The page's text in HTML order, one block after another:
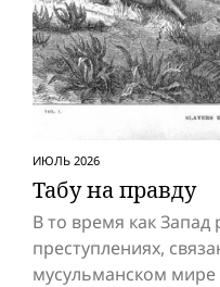
ИЮЛЬ 2026
Табу на правду
В то время как Запад
преступлениях,
мусульманском